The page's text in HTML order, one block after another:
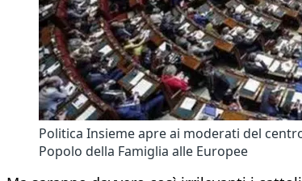
Politica Insieme apre ai moderati del
Popolo della Famiglia alle Europee